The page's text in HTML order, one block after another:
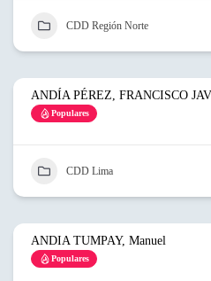
CDD Región Norte
ANDÍA PÉREZ, FRANCISCO
Populares
CDD Lima
ANDIA TUMPAY, Manuel
Populares